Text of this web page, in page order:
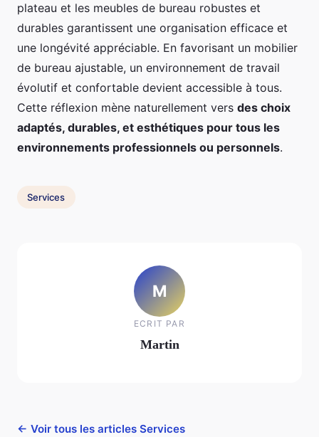
plateau et les meubles de bureau robustes et
durables garantissent une organisation efficace et
une longévité appréciable. En favorisant un mobilier
de bureau ajustable, un environnement de travail
évolutif et confortable devient accessible à tous.
Cette réflexion mène naturellement vers des choix
adaptés, durables, et esthétiques pour tous les
environnements professionnels ou personnels.
Services
M
ECRIT PAR
Martin
← Voir tous les articles Services